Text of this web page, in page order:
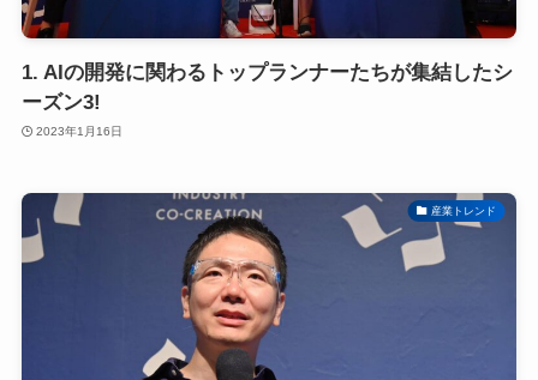
1. AIの開発に関わるトップランナーたちが集結したシ
ーズン3!
2023年1月16日
産業トレンド